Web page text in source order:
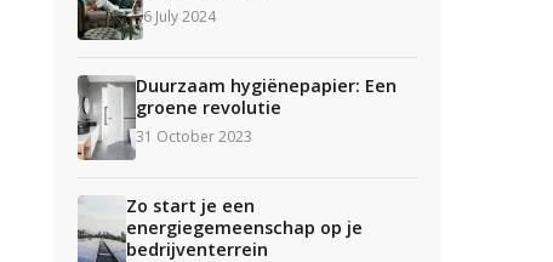
6 July 2024
Duurzaam hygiënepapier: Een
groene revolutie
31 October 2023
Zo start je een
energiegemeenschap op je
bedrijventerrein